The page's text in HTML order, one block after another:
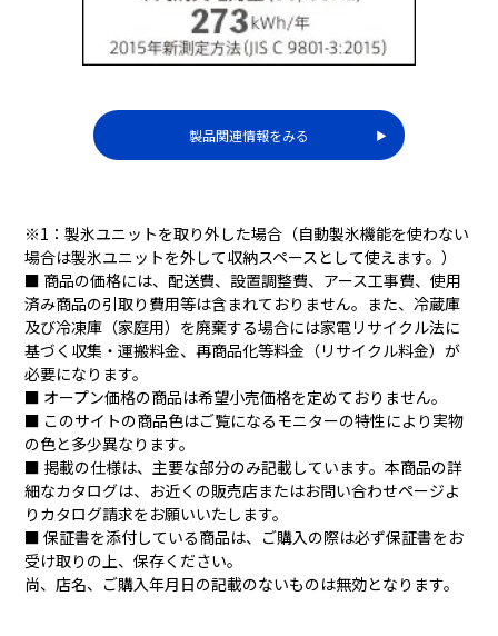
ドリップ抑制機能で、う
まみ長持ち。※
旬鮮野菜ルームがパワー
アップ
製品関連情報をみる ▶︎
※1：製氷ユニットを取り外した場合（自動製氷機能を使わない
場合は製氷ユニットを外して収納スペースとして使えます。）
■ 商品の価格には、配送費、設置調整費、アース工事費、使用
済み商品の引取り費用等は含まれておりません。また、冷蔵庫
及び冷凍庫（家庭用）を廃棄する場合には家電リサイクル法に
基づく収集・運搬料金、再商品化等料金（リサイクル料金）が
必要になります。
■ オープン価格の商品は希望小売価格を定めておりません。
■ このサイトの商品色はご覧になるモニターの特性により実物
の色と多少異なります。
■ 掲載の仕様は、主要な部分のみ記載しています。本商品の詳
細なカタログは、お近くの販売店またはお問い合わせページよ
りカタログ請求をお願いいたします。
■ 保証書を添付している商品は、ご購入の際は必ず保証書をお
受け取りの上、保存ください。
尚、店名、ご購入年月日の記載のないものは無効となります。